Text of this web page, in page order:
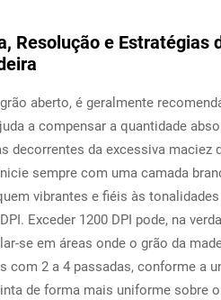
Resolução e Estratégias
aberto, é geralmente
a compensar a quantidade
decorrentes da excessiva maciez
sempre com uma camada
vibrantes e fiéis às
Exceder 1200 DPI pode, na
se em áreas onde o grão da
2 a 4 passadas, conforme a
de forma mais uniforme sobre